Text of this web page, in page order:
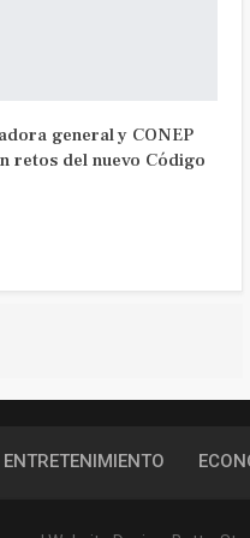
general y CONEP
retos del nuevo Código
ENTRETENIMIENTO